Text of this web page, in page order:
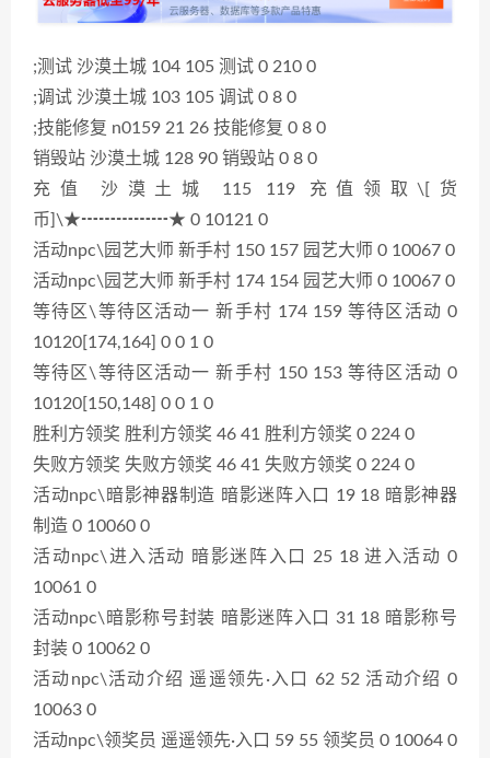
;测试 沙漠土城 104 105 测试 0 210 0
;调试 沙漠土城 103 105 调试 0 8 0
;技能修复 n0159 21 26 技能修复 0 8 0
销毁站 沙漠土城 128 90 销毁站 0 8 0
充值 沙漠土城 115 119 充值领取\[货
币]\★┅┅┅┅┅★ 0 10121 0
活动npc\园艺大师 新手村 150 157 园艺大师 0 10067 0
活动npc\园艺大师 新手村 174 154 园艺大师 0 10067 0
等待区\等待区活动一 新手村 174 159 等待区活动 0
10120[174,164] 0 0 1 0
等待区\等待区活动一 新手村 150 153 等待区活动 0
10120[150,148] 0 0 1 0
胜利方领奖 胜利方领奖 46 41 胜利方领奖 0 224 0
失败方领奖 失败方领奖 46 41 失败方领奖 0 224 0
活动npc\暗影神器制造 暗影迷阵入口 19 18 暗影神器
制造 0 10060 0
活动npc\进入活动 暗影迷阵入口 25 18 进入活动 0
10061 0
活动npc\暗影称号封装 暗影迷阵入口 31 18 暗影称号
封装 0 10062 0
活动npc\活动介绍 遥遥领先·入口 62 52 活动介绍 0
10063 0
活动npc\领奖员 遥遥领先·入口 59 55 领奖员 0 10064 0